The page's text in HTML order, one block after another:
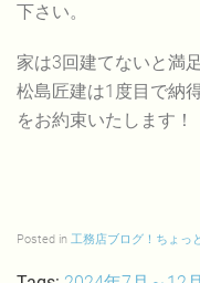
下さい。
家は3回建てないと満
松島匠建は1度目で納
をお約束いたします！
Posted in 工務店ブログ！ちょっ